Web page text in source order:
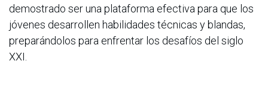
demostrado ser una plataforma efectiva para que los
jóvenes desarrollen habilidades técnicas y blandas,
preparándolos para enfrentar los desafíos del siglo
XXI.